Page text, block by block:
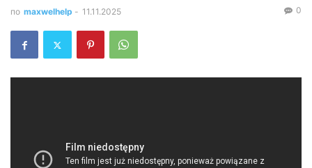
по maxwelhelp - 11.11.2025 0